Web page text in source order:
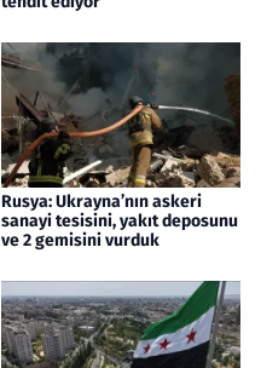
Rusya: Ukrayna’nın askeri
sanayi tesisini, yakıt deposunu
ve 2 gemisini vurduk